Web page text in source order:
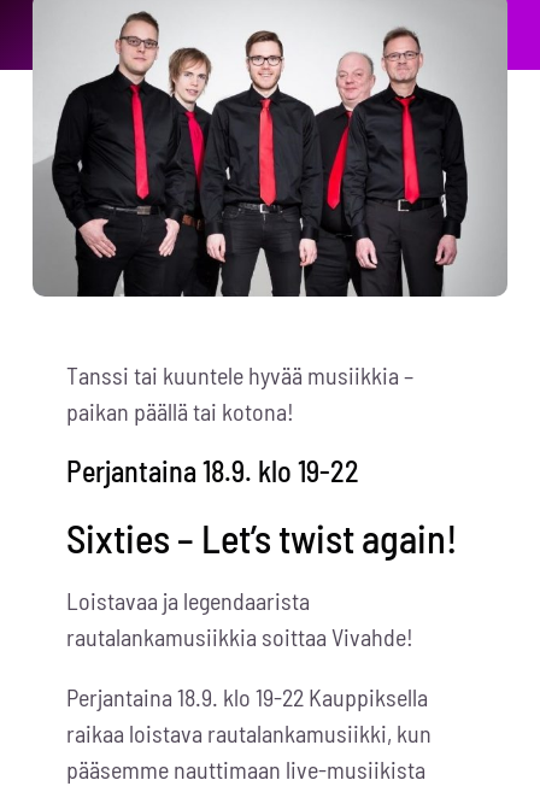
Tanssi tai kuuntele hyvää musiikkia –
paikan päällä tai kotona!
Perjantaina 18.9. klo 19-22
Sixties – Let’s twist again!
Loistavaa ja legendaarista
rautalankamusiikkia soittaa Vivahde!
Perjantaina 18.9. klo 19-22 Kauppiksella
raikaa loistava rautalankamusiikki, kun
pääsemme nauttimaan live-musiikista